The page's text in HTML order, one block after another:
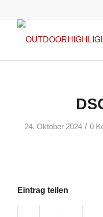
24. Oktober 2024 / 0
Eintrag teilen